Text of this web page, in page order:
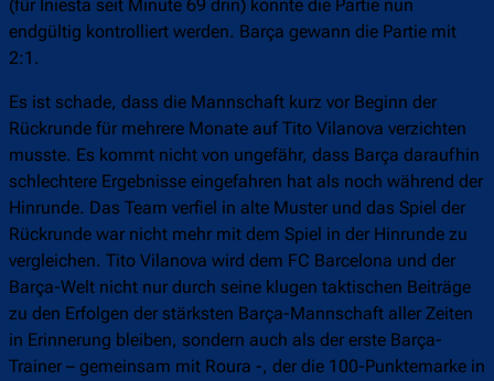
(für Iniesta seit Minute 69 drin) konnte die Partie nun
endgültig kontrolliert werden. Barça gewann die Partie mit
2:1.
Es ist schade, dass die Mannschaft kurz vor Beginn der
Rückrunde für mehrere Monate auf Tito Vilanova verzichten
musste. Es kommt nicht von ungefähr, dass Barça daraufhin
schlechtere Ergebnisse eingefahren hat als noch während der
Hinrunde. Das Team verfiel in alte Muster und das Spiel der
Rückrunde war nicht mehr mit dem Spiel in der Hinrunde zu
vergleichen. Tito Vilanova wird dem FC Barcelona und der
Barça-Welt nicht nur durch seine klugen taktischen Beiträge
zu den Erfolgen der stärksten Barça-Mannschaft aller Zeiten
in Erinnerung bleiben, sondern auch als der erste Barça-
Trainer – gemeinsam mit Roura -, der die 100-Punktemarke in